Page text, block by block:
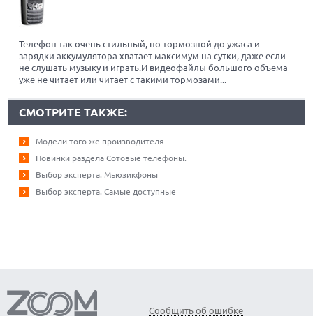
Телефон так очень стильный, но тормозной до ужаса и
зарядки аккумулятора хватает максимум на сутки, даже если
не слушать музыку и играть.И видеофайлы большого объема
уже не читает или читает с такими тормозами...
СМОТРИТЕ ТАКЖЕ:
Модели того же производителя
Новинки раздела Сотовые телефоны.
Выбор эксперта. Мьюзикфоны
Выбор эксперта. Самые доступные
Сообщить об ошибке